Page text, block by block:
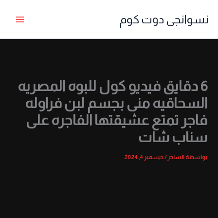
نسوانجى دوت كوم
6 دقايق فيديو كول للبوه المصريه
السحاقيه منى بجسم لبن فراوله
فاجر تمتع عشيقتها الفاجره على
سناب شات
بواسطة الساحر/ديسمبر 4, 2024